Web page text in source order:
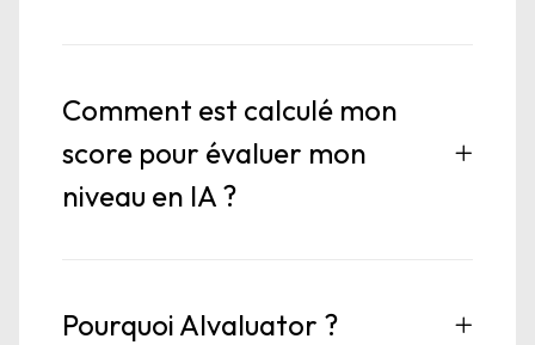
Comment est calculé mon
score pour évaluer mon
niveau en IA ?
Pourquoi AIvaluator ?